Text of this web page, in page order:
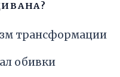
трансформации
обивки